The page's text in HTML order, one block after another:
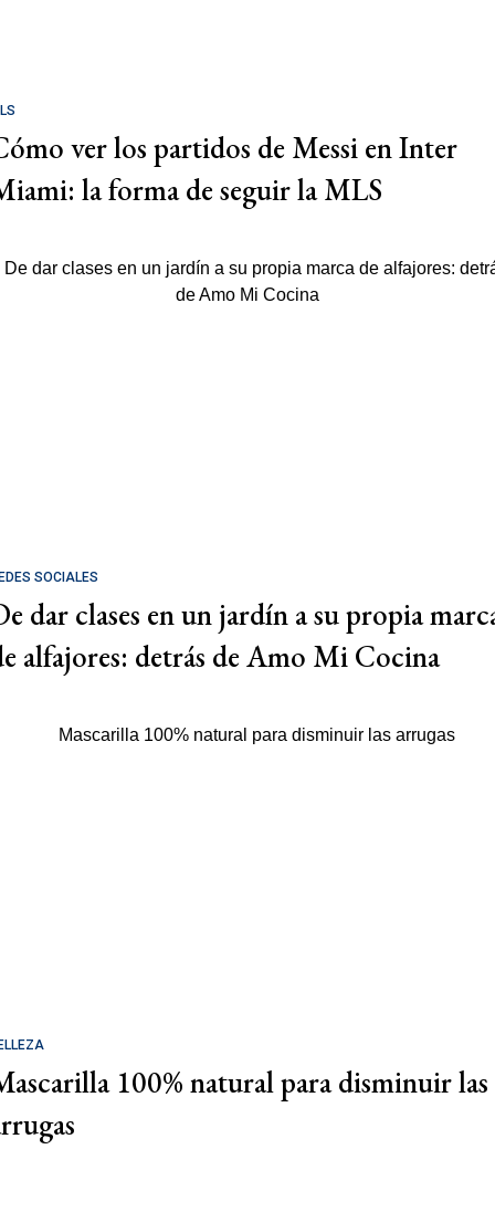
ver los partidos de Messi en Inter
la forma de seguir la MLS
SOCIALES
dar clases en un jardín a su propia
alfajores: detrás de Amo Mi Cocina
100% natural para disminuir las